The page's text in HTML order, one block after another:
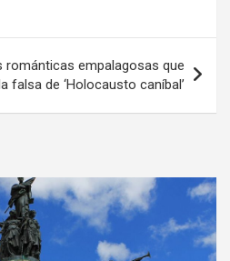
románticas empalagosas que
falsa de ‘Holocausto caníbal’